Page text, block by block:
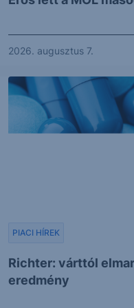
2026. augusztus 7.
Richter: várttól
eredmény
PIACI HÍREK